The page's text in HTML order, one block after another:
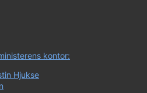
kontor:
Hjukse